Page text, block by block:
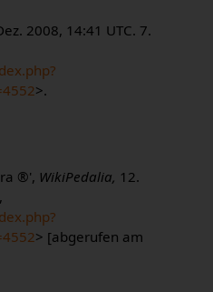
2008, 14:41 UTC. 7.
>.
®', WikiPedalia, 12.
> [abgerufen am